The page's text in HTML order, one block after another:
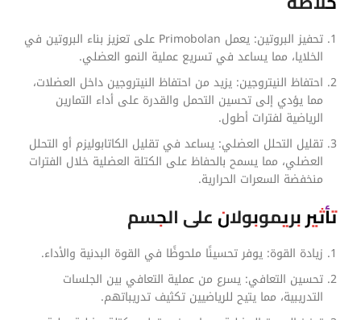
تحفيز البروتين: يعمل Primobolan على تعزيز بناء البروتين في
الخلايا، مما يساعد في تسريع عملية النمو العضلي.
احتفاظ النيتروجين: يزيد من احتفاظ النيتروجين داخل العضلات،
مما يؤدي إلى تحسين التحمل والقدرة على أداء التمارين
الرياضية لفترات أطول.
تقليل التحلل العضلي: يساعد في تقليل الكاتابوليزم أو التحلل
العضلي، مما يسمح بالحفاظ على الكتلة العضلية خلال الفترات
منخفضة السعرات الحرارية.
تأثير بريموبولان على الجسم
زيادة القوة: يوفر تحسينًا ملحوظًا في القوة البدنية والأداء.
تحسين التعافي: يسرع من عملية التعافي بين الجلسات
التدريبية، مما يتيح للرياضيين تكثيف تدريباتهم.